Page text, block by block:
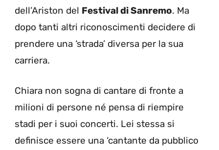
dell’Ariston del Festival di Sanremo. Ma
dopo tanti altri riconoscimenti decidere di
prendere una ‘strada’ diversa per la sua
carriera.
Chiara non sogna di cantare di fronte a
milioni di persone né pensa di riempire
stadi per i suoi concerti. Lei stessa si
definisce essere una ‘cantante da pubblico